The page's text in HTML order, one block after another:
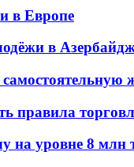
в Европе
в
правила
на уровне 8 млн